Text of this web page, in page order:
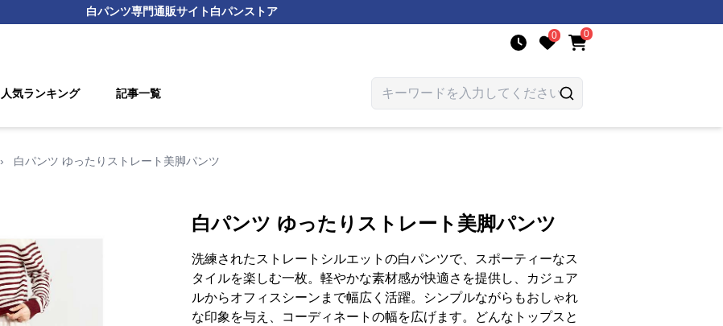
白パンツ専門通販サイト白パンストア
0 0
人気ランキング 記事一覧
› 白パンツ ゆったりストレート美脚パンツ
白パンツ ゆったりストレート美脚パンツ
洗練されたストレートシルエットの白パンツで、スポーティーなス
タイルを楽しむ一枚。軽やかな素材感が快適さを提供し、カジュア
ルからオフィスシーンまで幅広く活躍。シンプルながらもおしゃれ
な印象を与え、コーディネートの幅を広げます。どんなトップスと